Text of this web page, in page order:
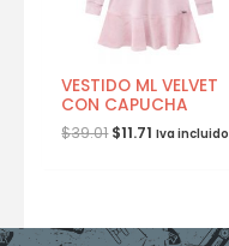
VESTIDO ML VELVET
CON CAPUCHA
$39.01 $11.71 Iva incluido